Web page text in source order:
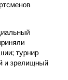
турнир
и зрелищный